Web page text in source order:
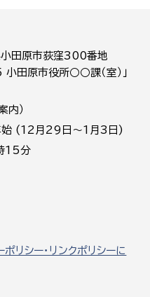
田原市荻窪300番地
田原市役所○○課（室）」
）
始 (12月29日～1月3日)
15分
リシー・リンクポリシーに